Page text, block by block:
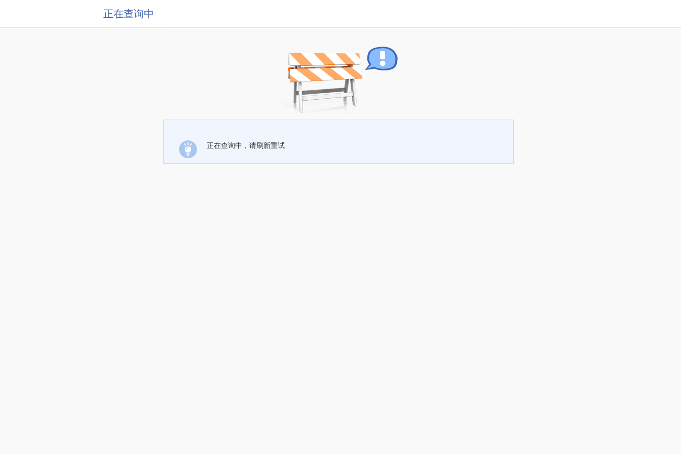
正在查询中
正在查询中，请刷新重试